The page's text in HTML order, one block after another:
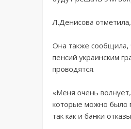
Л.Денисова
Она также сообщила,
пенсий украинским
проводятся.
«Меня очень
которые можно было
так как и банки